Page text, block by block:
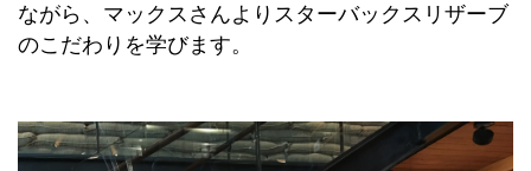
ながら、マックスさんよりスターバックスリザーブ
のこだわりを学びます。